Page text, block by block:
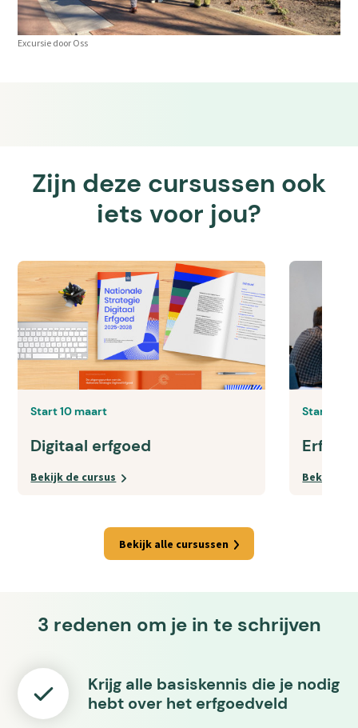
Excursie door Oss
Zijn deze cursussen ook
iets voor jou?
Digitaal erfgoed
Start 10 maart
Bekijk de cursus
Start 3
Bekijk de
Bekijk alle cursussen
3 redenen om je in te schrijven
Krijg alle basiskennis die je nodig
hebt over het erfgoedveld